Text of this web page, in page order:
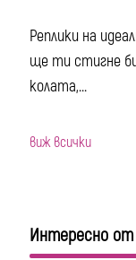
Реплики на
ще ти стигне
колата,...
виж всички
Интересно